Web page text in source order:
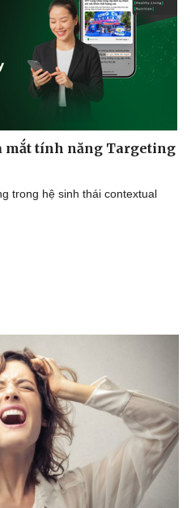
mắt tính năng Targeting
trong hệ sinh thái contextual